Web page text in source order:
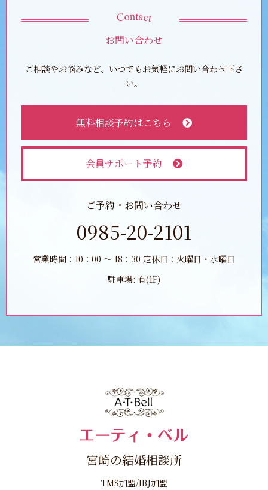
お問い合わせ
ご相談やお悩みなど、いつでもお気軽にお問い合わせ下さ
い。
無料相談予約はこちら
会員サポート予約
ご予約・お問い合わせ
0985-20-2101
営業時間：10：00 ～ 18：30 定休日：火曜日・水曜日
駐車場: 有(1F)
宮崎の結婚相談所
TMS加盟/IBJ加盟